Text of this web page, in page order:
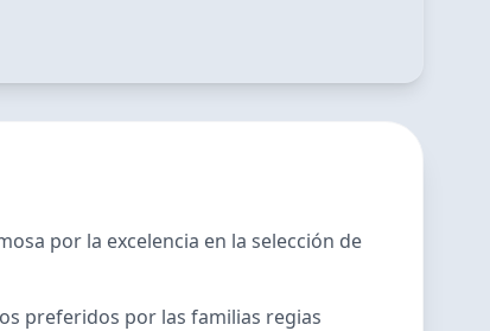
por la excelencia en la selección de
preferidos por las familias regias